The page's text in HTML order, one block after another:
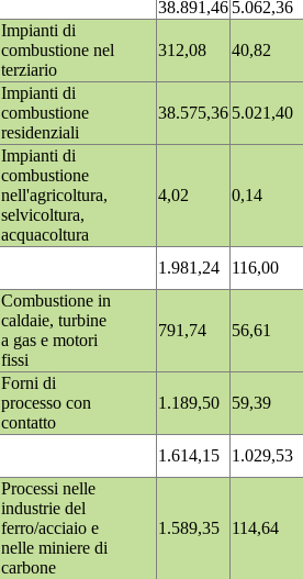
38.891,46 5.062,36
Impianti di
combustione nel
terziario
312,08 40,82
Impianti di
combustione
residenziali
38.575,36 5.021,40
Impianti di
combustione
nell'agricoltura,
selvicoltura,
acquacoltura
4,02 0,14
1.981,24
116,00
Combustione in
caldaie, turbine
a gas e motori
fissi
791,74 56,61
Forni di
processo con
contatto
1.189,50 59,39
1.614,15
1.029,53
Processi nelle
industrie del
ferro/acciaio e
nelle miniere di
carbone
1.589,35 114,64